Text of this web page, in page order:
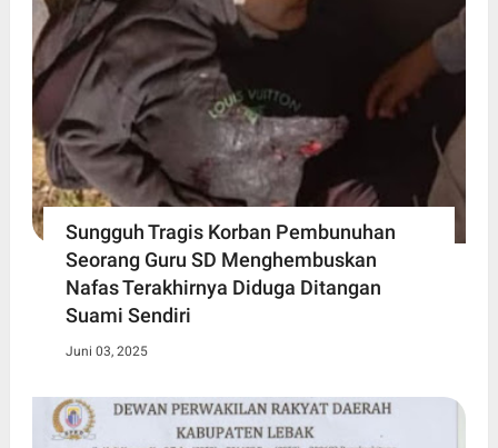
Sungguh Tragis Korban Pembunuhan
Seorang Guru SD Menghembuskan
Nafas Terakhirnya Diduga Ditangan
Suami Sendiri
Juni 03, 2025